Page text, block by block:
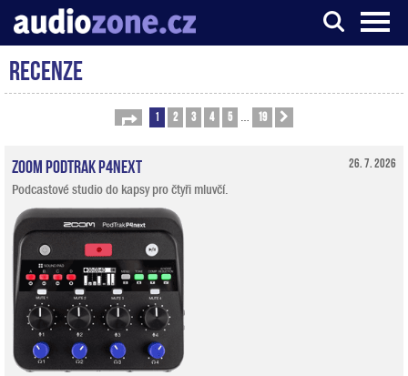
Server o digitálním zpracování zvuku
Recenze
Stránka 1z 19
1 2 3 4 5 19
26. 7. 2026
Zoom PodTrak P4next
Podcastové studio do kapsy pro čtyři mluvčí.